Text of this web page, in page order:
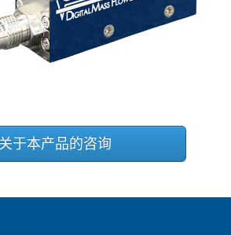
关于本产品的咨询